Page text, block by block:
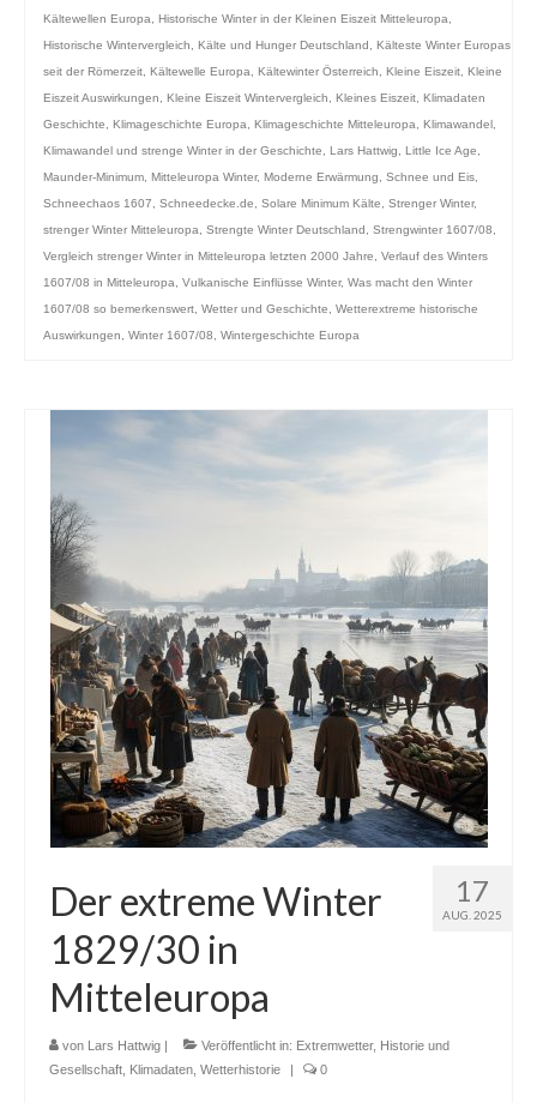
Kältewellen Europa
Historische Winter in der Kleinen Eiszeit Mitteleuropa
Historische Wintervergleich
Kälte und Hunger Deutschland
Kälteste Winter Europas
seit der Römerzeit Kältewelle Europa Kältewinter Österreich Kleine Eiszeit Kleine
Eiszeit Auswirkungen
Kleine Eiszeit Wintervergleich Kleines Eiszeit Klimadaten
Geschichte
Klimageschichte Europa Klimageschichte Mitteleuropa Klimawandel
Klimawandel und strenge Winter in der Geschichte
Lars Hattwig Little Ice Age
Maunder-Minimum Mitteleuropa Winter, Moderne Erwärmung Schnee und Eis
Schneechaos 1607
Schneedecke.de Solare Minimum Kälte Strenger Winter,
strenger Winter Mitteleuropa
Strengte Winter Deutschland Strengwinter 1607/08
Vergleich strenger Winter in Mitteleuropa letzten 2000 Jahre
Verlauf des Winters
1607/08 in Mitteleuropa
Vulkanische Einflüsse Winter, Was macht den Winter
1607/08 so bemerkenswert Wetter und Geschichte
Wetterextreme historische
Auswirkungen
Winter 1607/08 Wintergeschichte Europa
17
AUG. 2025
Der extreme Winter
1829/30 in
Mitteleuropa
von Lars Hattwig | Veröffentlicht in: Extremwetter, Historie und
Gesellschaft Klimadaten Wetterhistorie | 0